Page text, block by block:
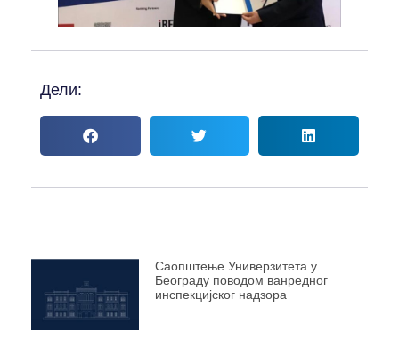
Дели:
Саопштење Универзитета у
Београду поводом ванредног
инспекцијског надзора